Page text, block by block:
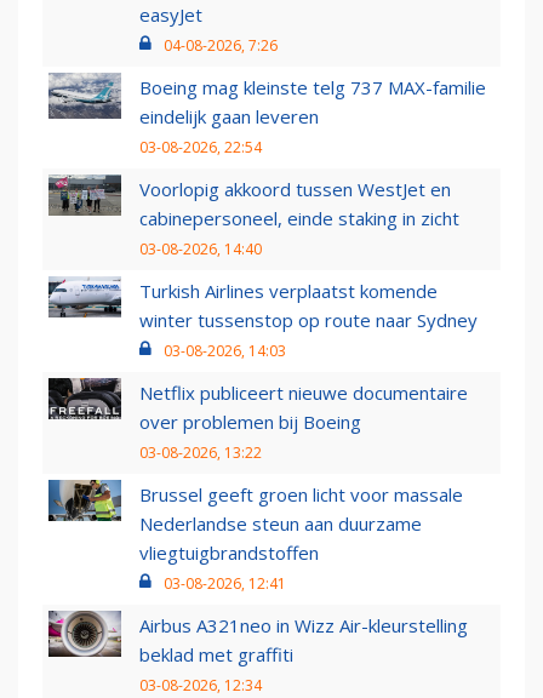
easyJet
04-08-2026, 7:26
Boeing mag kleinste telg 737 MAX-familie
eindelijk gaan leveren
03-08-2026, 22:54
Voorlopig akkoord tussen WestJet en
cabinepersoneel, einde staking in zicht
03-08-2026, 14:40
Turkish Airlines verplaatst komende
winter tussenstop op route naar Sydney
03-08-2026, 14:03
Netflix publiceert nieuwe documentaire
over problemen bij Boeing
03-08-2026, 13:22
Brussel geeft groen licht voor massale
Nederlandse steun aan duurzame
vliegtuigbrandstoffen
03-08-2026, 12:41
Airbus A321neo in Wizz Air-kleurstelling
beklad met graffiti
03-08-2026, 12:34